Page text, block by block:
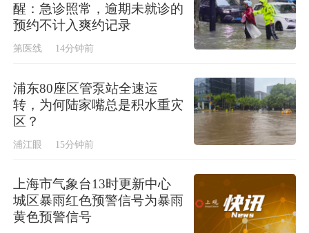
醒：急诊照常，逾期未就诊的
预约不计入爽约记录
第医线 14分钟前
浦东80座区管泵站全速运
转，为何陆家嘴总是积水重灾
区？
浦江眼 15分钟前
上海市气象台13时更新中心
城区暴雨红色预警信号为暴雨
黄色预警信号